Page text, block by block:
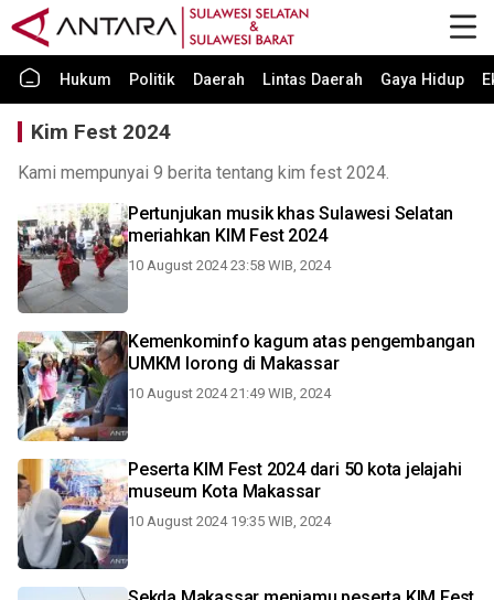
Hukum Politik Daerah Lintas Daerah Gaya Hidup
Kim Fest 2024
Kami mempunyai 9 berita tentang kim fest 2024.
Pertunjukan musik khas Sulawesi Selatan
meriahkan KIM Fest 2024
10 August 2024 23:58 WIB, 2024
Kemenkominfo kagum atas pengembangan
UMKM lorong di Makassar
10 August 2024 21:49 WIB, 2024
Peserta KIM Fest 2024 dari 50 kota jelajahi
museum Kota Makassar
10 August 2024 19:35 WIB, 2024